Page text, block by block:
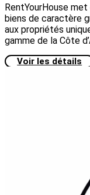
RentYourHouse
biens de caractère
aux propriétés
gamme de la Côte
Voir les détails